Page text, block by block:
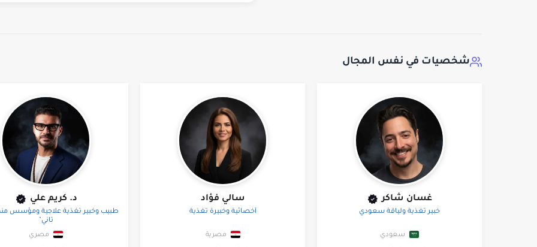
شخصيات في نفس المجال
غسان شاكر
خبير تغذية ولياقة سعودي
سعودي
سالي فؤاد
أخصائية وخبيرة تغذية
مصرية
د. كريم علي
طبيب وخبير تغذية علاجية ومؤسس
تاني"
مصري